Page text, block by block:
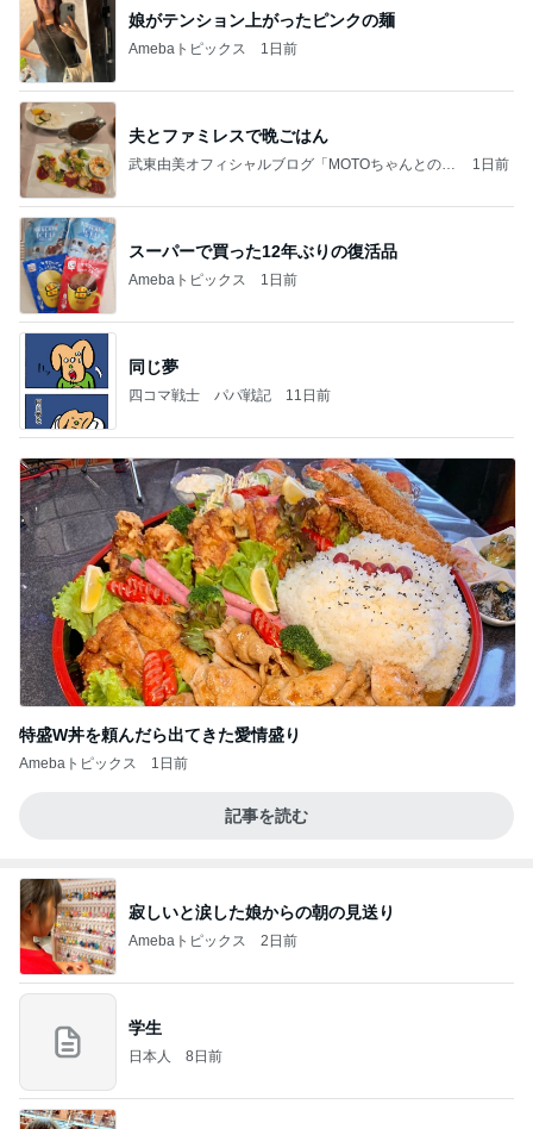
娘がテンション上がったピンクの麺
Amebaトピックス 1日前
夫とファミレスで晩ごはん
武東由美オフィシャルブログ「MOTOちゃんとのは
1日前
スーパーで買った12年ぶりの復活品
Amebaトピックス 1日前
同じ夢
四コマ戦士 パパ戦記 11日前
特盛W丼を頼んだら出てきた愛情盛り
Amebaトピックス 1日前
記事を読む
寂しいと涙した娘からの朝の見送り
Amebaトピックス 2日前
学生
日本人 8日前